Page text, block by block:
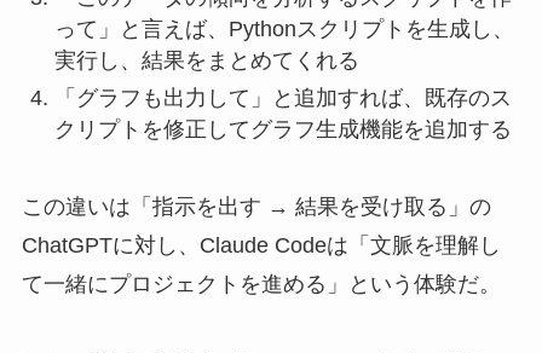
って」と言えば、Pythonスクリプトを生成し、
実行し、結果をまとめてくれる
「グラフも出力して」と追加すれば、既存のス
クリプトを修正してグラフ生成機能を追加する
この違いは「指示を出す → 結果を受け取る」の
ChatGPTに対し、Claude Codeは「文脈を理解し
て一緒にプロジェクトを進める」という体験だ。